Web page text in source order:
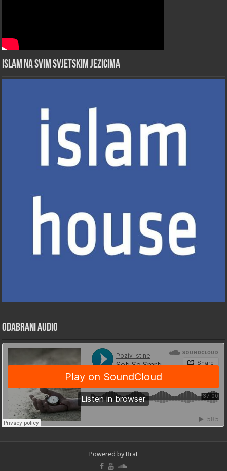
Islam na svim svjetskim jezicima
Odabrani Audio
Powered by Brat